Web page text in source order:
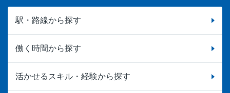
駅・路線から探す
働く時間から探す
活かせるスキル・経験から探す